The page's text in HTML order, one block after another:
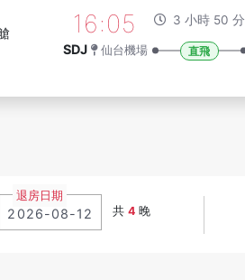
16:05
SDJ 仙台機場
3 小時 50 分
直飛
退房日期
共 4 晚